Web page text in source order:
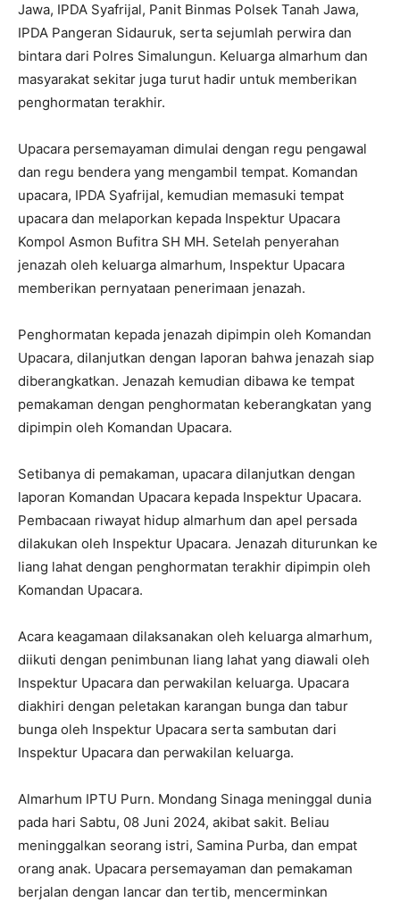
Jawa, IPDA Syafrijal, Panit Binmas Polsek Tanah Jawa,
IPDA Pangeran Sidauruk, serta sejumlah perwira dan
bintara dari Polres Simalungun. Keluarga almarhum dan
masyarakat sekitar juga turut hadir untuk memberikan
penghormatan terakhir.
Upacara persemayaman dimulai dengan regu pengawal
dan regu bendera yang mengambil tempat. Komandan
upacara, IPDA Syafrijal, kemudian memasuki tempat
upacara dan melaporkan kepada Inspektur Upacara
Kompol Asmon Bufitra SH MH. Setelah penyerahan
jenazah oleh keluarga almarhum, Inspektur Upacara
memberikan pernyataan penerimaan jenazah.
Penghormatan kepada jenazah dipimpin oleh Komandan
Upacara, dilanjutkan dengan laporan bahwa jenazah siap
diberangkatkan. Jenazah kemudian dibawa ke tempat
pemakaman dengan penghormatan keberangkatan yang
dipimpin oleh Komandan Upacara.
Setibanya di pemakaman, upacara dilanjutkan dengan
laporan Komandan Upacara kepada Inspektur Upacara.
Pembacaan riwayat hidup almarhum dan apel persada
dilakukan oleh Inspektur Upacara. Jenazah diturunkan ke
liang lahat dengan penghormatan terakhir dipimpin oleh
Komandan Upacara.
Acara keagamaan dilaksanakan oleh keluarga almarhum,
diikuti dengan penimbunan liang lahat yang diawali oleh
Inspektur Upacara dan perwakilan keluarga. Upacara
diakhiri dengan peletakan karangan bunga dan tabur
bunga oleh Inspektur Upacara serta sambutan dari
Inspektur Upacara dan perwakilan keluarga.
Almarhum IPTU Purn. Mondang Sinaga meninggal dunia
pada hari Sabtu, 08 Juni 2024, akibat sakit. Beliau
meninggalkan seorang istri, Samina Purba, dan empat
orang anak. Upacara persemayaman dan pemakaman
berjalan dengan lancar dan tertib, mencerminkan